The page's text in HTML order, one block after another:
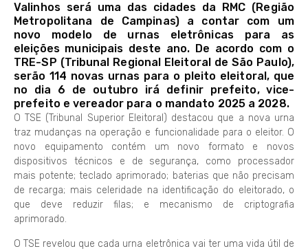
Valinhos será uma das cidades da RMC (Região
Metropolitana de Campinas) a contar com um
novo modelo de urnas eletrônicas para as
eleições municipais deste ano. De acordo com o
TRE-SP (Tribunal Regional Eleitoral de São Paulo),
serão 114 novas urnas para o pleito eleitoral, que
no dia 6 de outubro irá definir prefeito, vice-
prefeito e vereador para o mandato 2025 a 2028.
O TSE (Tribunal Superior Eleitoral) destacou que a nova urna
traz mudanças na operação e funcionalidade para o eleitor. O
novo equipamento contém um novo formato e novos
dispositivos técnicos e de segurança, como processador
mais potente; teclado aprimorado; baterias que não precisam
de recarga; mais celeridade na identificação do eleitorado, o
que deve reduzir filas; e mecanismo de criptografia
aprimorado.
O TSE revelou que cada urna eletrônica vai ter uma vida útil de